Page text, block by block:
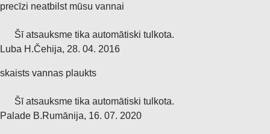
precīzi neatbilst mūsu vannai
Šī atsauksme tika automātiski tulkota.
Luba H.Čehija, 28. 04. 2016
skaists vannas plaukts
Šī atsauksme tika automātiski tulkota.
Palade B.Rumānija, 16. 07. 2020